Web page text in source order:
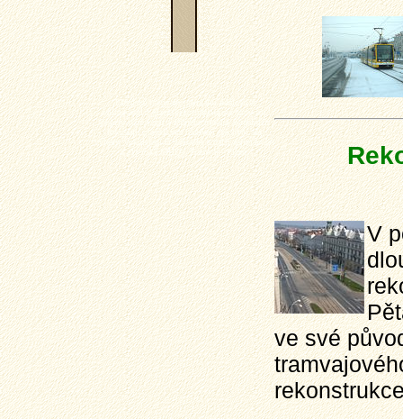
Plzeňské tramvaje - aktuální události a
zajímavosti z plzeňského tramvajové provozu,
popisy typů vozů a zejména mnoho aktuálních
fotografií plzeňských tramvají (nechybí ani
výluky, vykolejení či povodně a další zajímavotsi
z plzeňské MHD). Tramvaj - Plzeň.
V
ve své